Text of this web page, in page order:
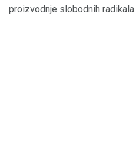
proizvodnje slobodnih radikala.